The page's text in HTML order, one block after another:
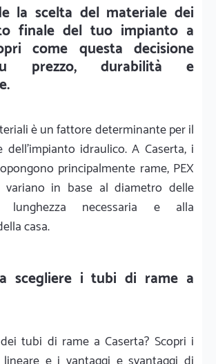
la scelta del materiale dei
finale del tuo impianto a
come questa decisione
prezzo, durabilità e
è un fattore determinante per il
dell'impianto idraulico. A Caserta, i
principalmente rame, PEX
variano in base al diametro delle
lunghezza necessaria e alla
casa.
scegliere i tubi di rame a
tubi di rame a Caserta? Scopri i